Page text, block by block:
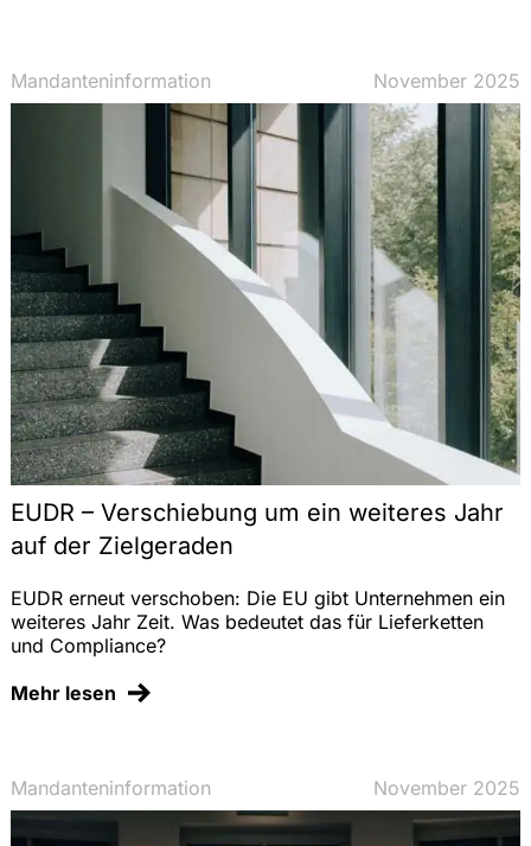
Mandanteninformation November 2025
EUDR – Verschiebung um ein weiteres Jahr
auf der Zielgeraden
EUDR erneut verschoben: Die EU gibt Unternehmen ein
weiteres Jahr Zeit. Was bedeutet das für Lieferketten
und Compliance?
Mehr lesen
Mandanteninformation November 2025